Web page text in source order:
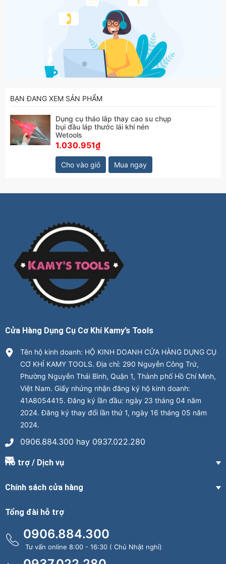
BẠN ĐANG XEM SẢN PHẨM
Dụng cụ tháo lắp thay cao su chụp
bụi đầu láp thước lái khí nén
Wetools
1.030.951₫
Cho vào giỏ Mua ngay
Cửa Hàng Dụng Cụ Cơ Khí Kamy’s Tools
Tên hộ kinh doanh: HỘ KINH DOANH CỬA HÀNG DỤNG CỤ
CƠ KHÍ KAMY TOOLS. Địa chỉ: 290 Nguyễn Công Trứ,
Phường Nguyễn Thái Bình, Quận 1, Thành phố Hồ Chí Minh,
Việt Nam. Giấy nhứng nhận đăng ký hộ kinh doanh:
41A8054415. Đăng ký lần đầu: ngày 23 tháng 04 năm
2024. Đăng ký thay đổi lần thứ 1, ngày 16 tháng 05 năm
2024.
0906.884.300 hay 0937.022.280
Hỗ trợ / Dịch vụ
Chính sách cửa hàng
Tổng đài hỗ trợ
0906.884.300
Tư vấn online 8:00 - 16:30 ( Chủ Nhật nghỉ)